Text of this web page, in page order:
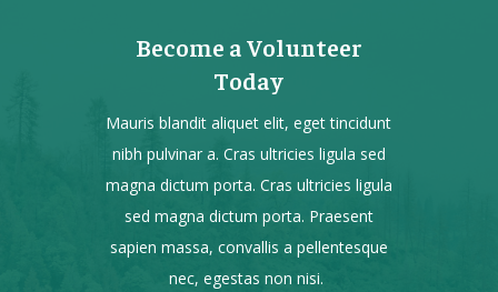
Become a Volunteer
Today
Mauris blandit aliquet elit, eget tincidunt
nibh pulvinar a. Cras ultricies ligula sed
magna dictum porta. Cras ultricies ligula
sed magna dictum porta. Praesent
sapien massa, convallis a pellentesque
nec, egestas non nisi.